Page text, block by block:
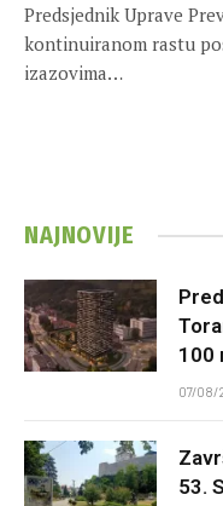
Predsjednik Uprave
kontinuiranom rastu
izazovima…
NAJNOVIJE
100
07/08/
53.